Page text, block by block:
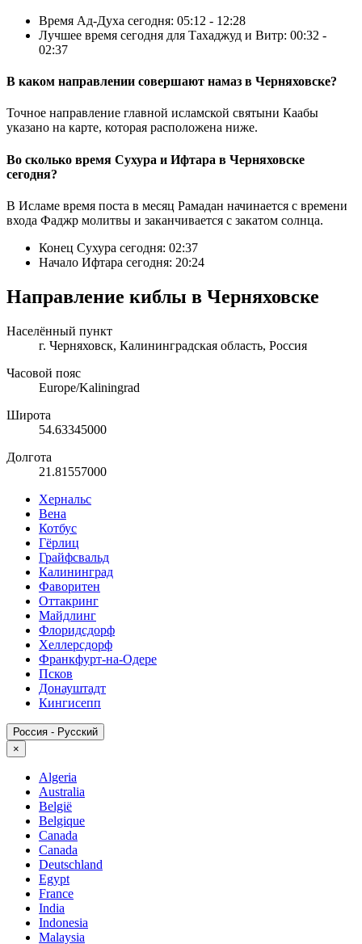
Время Ад-Духа сегодня: 05:12 - 12:28
Лучшее время сегодня для Тахаджуд и Витр: 00:32 -
02:37
В каком направлении совершают намаз в Черняховске?
Точное направление главной исламской святыни Каабы
указано на карте, которая расположена ниже.
Во сколько время Сухура и Ифтара в Черняховске
сегодня?
В Исламе время поста в месяц Рамадан начинается с времени
входа Фaджp молитвы и заканчивается с закатом солнца.
Конец Сухура сегодня: 02:37
Начало Ифтара сегодня: 20:24
Направление киблы в Черняховске
Населённый пункт
г. Черняховск, Калининградская область, Россия
Часовой пояс
Europe/Kaliningrad
Широта
54.63345000
Долгота
21.81557000
Хернальс
Вена
Котбус
Гёрлиц
Грайфсвальд
Калининград
Фаворитен
Оттакринг
Майдлинг
Флоридсдорф
Хеллерсдорф
Франкфурт-на-Одере
Псков
Донауштадт
Кингисепп
Россия - Русский
×
Algeria
Australia
België
Belgique
Canada
Canada
Deutschland
Egypt
France
India
Indonesia
Malaysia